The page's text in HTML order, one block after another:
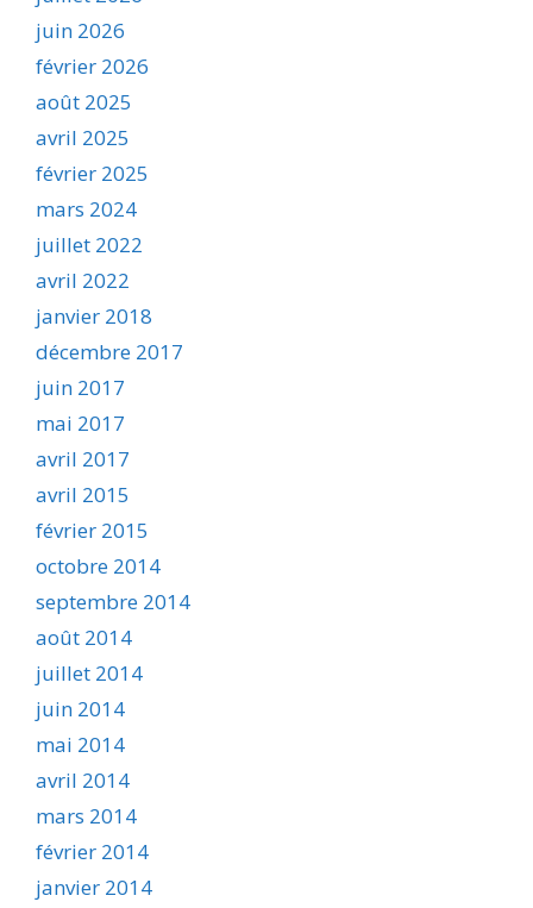
juin 2026
février 2026
août 2025
avril 2025
février 2025
mars 2024
juillet 2022
avril 2022
janvier 2018
décembre 2017
juin 2017
mai 2017
avril 2017
avril 2015
février 2015
octobre 2014
septembre 2014
août 2014
juillet 2014
juin 2014
mai 2014
avril 2014
mars 2014
février 2014
janvier 2014